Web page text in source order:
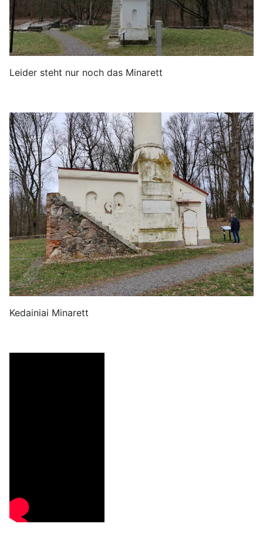
Leider steht nur noch das Minarett
Kedainiai Minarett